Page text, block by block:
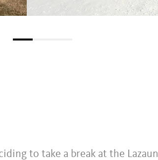
to take a break at the Lazaun